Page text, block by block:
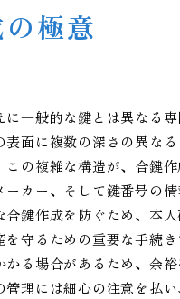
極意
一般的な鍵とは異なる
面に複数の深さの異な
の複雑な構造が、合鍵
カー、そして鍵番号の
鍵作成を防ぐため、本
守るための重要な手続
る場合があるため、余
理には細心の注意を払